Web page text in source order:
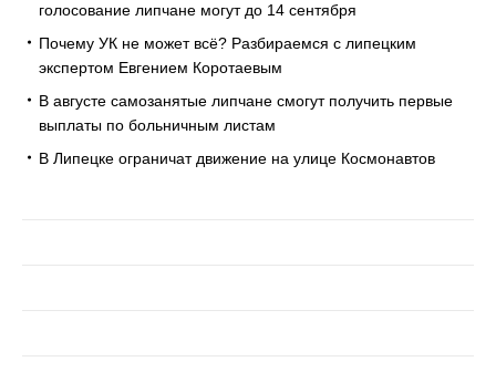
голосование липчане могут до 14 сентября
Почему УК не может всё? Разбираемся с липецким
экспертом Евгением Коротаевым
В августе самозанятые липчане смогут получить первые
выплаты по больничным листам
В Липецке ограничат движение на улице Космонавтов